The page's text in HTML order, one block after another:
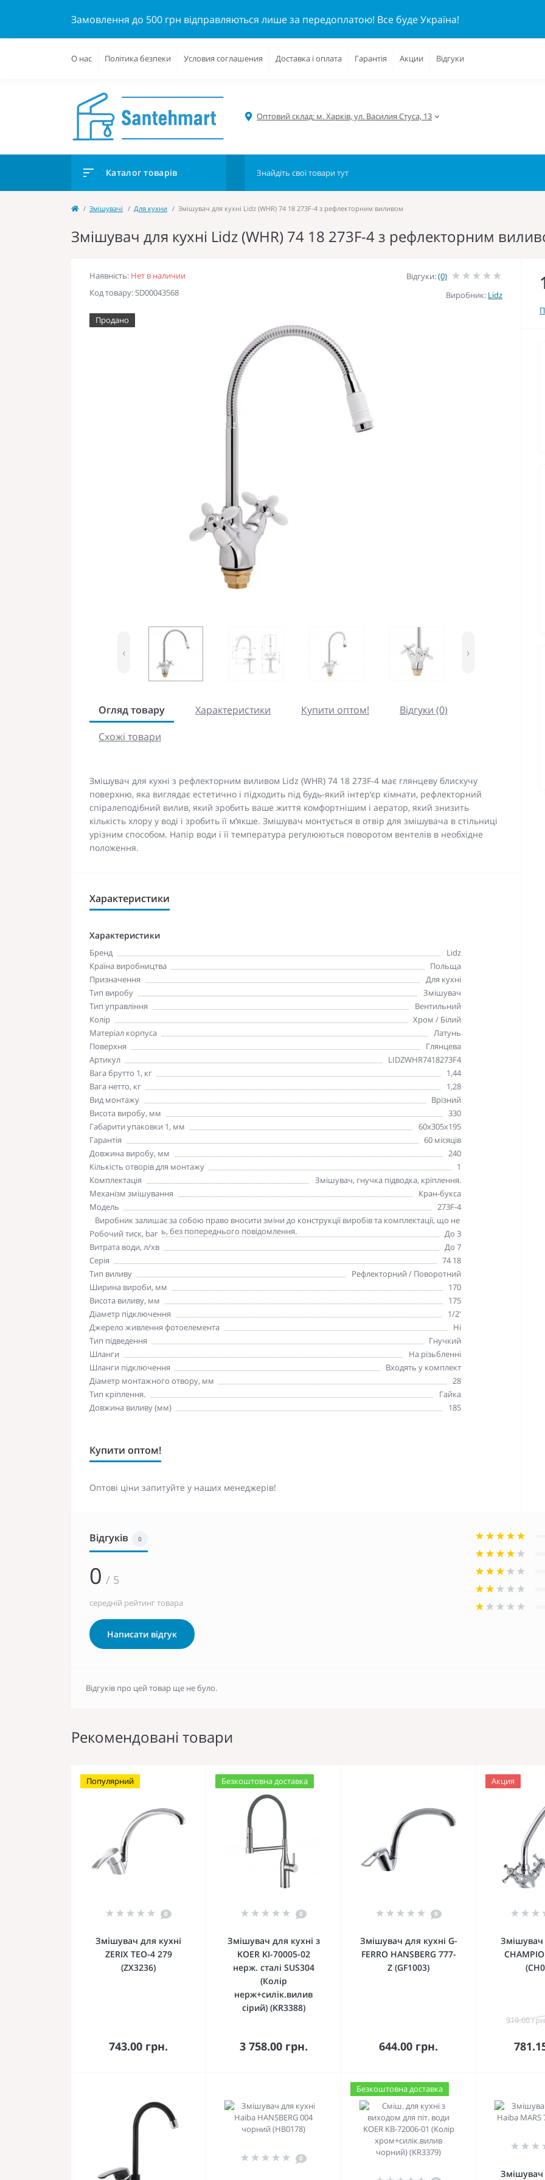
Замовлення до 500 грн відправляються лише за передоплатою! Все буде Україна!
О нас Політика безпеки Условия соглашения Доставка і оплата Гарантія Акции Відгуки
Оптовий склад: м. Харків, ул. Василия Стуса, 13
Каталог товарів
Змішувачі Для кухни Змішувач для кухні Lidz (WHR) 74 18 273F-4 з рефлекторним виливом
Змішувач для кухні Lidz (WHR) 74 18 273F-4 з рефлекторним
Наявність: Нет в наличии
Код товару: SD00043568
Відгуки:(0)
Виробник: Lidz
Продано
‹ ›
Огляд товару Характеристики Купити оптом!
Відгуки (0)
Схожі товари
Змішувач для кухні з рефлекторним виливом Lidz (WHR) 74 18 273F-4 має глянцеву блискучу
поверхню, яка виглядає естетично і підходить під будь-який інтер‘єр кімнати, рефлекторний
спіралеподібний вилив, який зробить ваше життя комфортнішим і аератор, який знизить
кількість хлору у воді і зробить її м‘якше. Змішувач монтується в отвір для змішувача в стільниці
урізним способом. Напір води і її температура регулюються поворотом вентелів в необхідне
положення.
Характеристики
Характеристики
Бренд
Lidz
Країна виробництва
Польща
Призначення
Для кухні
Тип виробу
Змішувач
Тип управління
Вентильний
Колір
Хром / Білий
Матеріал корпуса
Латунь
Поверхня
Глянцева
Артикул
LIDZWHR7418273F4
Вага брутто 1, кг
1,44
Вага нетто, кг
1,28
Вид монтажу
Врізний
Висота виробу, мм
330
Габарити упаковки 1, мм
60х305х195
Гарантія
60 місяців
Довжина виробу, мм
240
Кількість отворів для монтажу
1
Комплектація
Змішувач, гнучка підводка, кріплення.
Механізм змішування
Кран-букса
Модель
273F-4
Зверніть увагу
Виробник залишає за собою право вносити зміни до конструкції виробів та комплектації, що не
погіршують якість, без попереднього повідомлення.
Робочий тиск, bar
До 3
Витрата води, л/хв
До 7
Серія
74 18
Тип виливу
Рефлекторний / Поворотний
Ширина вироби, мм
170
Висота виливу, мм
175
Діаметр підключення
1/2'
Джерело живлення фотоелемента
Ні
Тип підведення
Гнучкий
Шланги
На різьбленні
Шланги підключення
Входять у комплект
Діаметр монтажного отвору, мм
28
Тип кріплення.
Гайка
Довжина виливу (мм)
185
Купити оптом!
Оптові ціни запитуйте у наших менеджерів!
Відгуків 0
0 / 5
середній рейтинг товара
Написати відгук
Відгуків про цей товар ще не було.
Рекомендовані товари
Популярний
0
Змішувач для кухні
ZERIX TEO-4 279
(ZX3236)
743.00 грн.
До кошика
Безкоштовна доставка
0
Змішувач для кухні з
KOER KI-70005-02
нерж. сталі SUS304
(Колір
нерж+силік.вилив
сірий) (KR3388)
3 758.00 грн.
До кошика
0
Змішувач для кухні G-
FERRO HANSBERG 777-
Z (GF1003)
644.00 грн.
До кошика
Акция
Змішувач
919.00
До
0
Безкоштовна доставка
Змішувач